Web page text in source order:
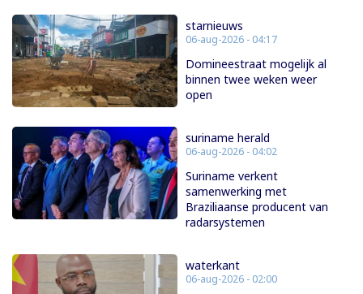
starnieuws
06-aug-2026 - 04:17
Domineestraat mogelijk al
binnen twee weken weer
open
suriname herald
06-aug-2026 - 04:02
Suriname verkent
samenwerking met
Braziliaanse producent van
radarsystemen
waterkant
06-aug-2026 - 02:00